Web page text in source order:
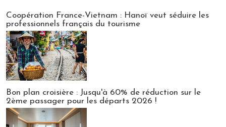
Coopération France-Vietnam : Hanoï veut séduire les
professionnels français du tourisme
Bon plan croisière : Jusqu'à 60% de réduction sur le
2ème passager pour les départs 2026 !